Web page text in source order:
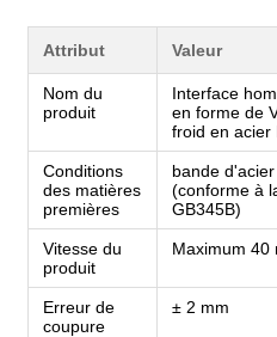
Attribut Valeur
Nom du
produit
Interface
en forme de
froid en acier
Conditions
des matières
premières
bande
(conforme à
GB345B)
Vitesse du
produit
Maximum 40
Erreur de
coupure
± 2 mm